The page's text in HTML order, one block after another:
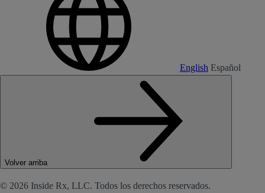
English Español
Volver arriba
© 2026 Inside Rx, LLC. Todos los derechos reservados.